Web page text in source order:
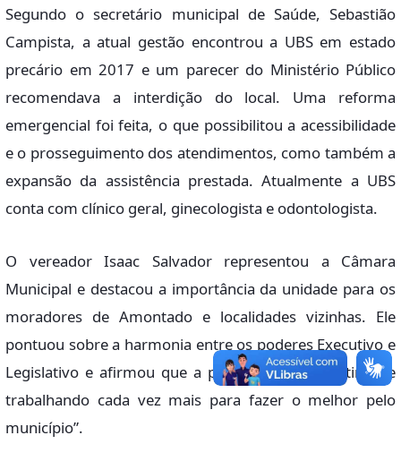
Segundo o secretário municipal de Saúde, Sebastião
Campista, a atual gestão encontrou a UBS em estado
precário em 2017 e um parecer do Ministério Público
recomendava a interdição do local. Uma reforma
emergencial foi feita, o que possibilitou a acessibilidade
e o prosseguimento dos atendimentos, como também a
expansão da assistência prestada. Atualmente a UBS
conta com clínico geral, ginecologista e odontologista.
O vereador Isaac Salvador representou a Câmara
Municipal e destacou a importância da unidade para os
moradores de Amontado e localidades vizinhas. Ele
pontuou sobre a harmonia entre os poderes Executivo e
Legislativo e afirmou que a prefeita “vem investindo e
trabalhando cada vez mais para fazer o melhor pelo
município”.